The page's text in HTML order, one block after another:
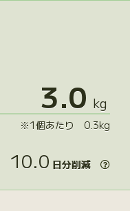
3.0 kg
※1個あたり 0.3kg
10.0 日分削減 